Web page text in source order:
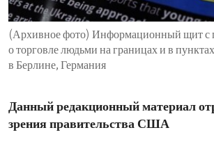
ENVIRONMENT AND HEALTH
IDEALS AND INSTITUTIONS
(Архивное фото) Информационный щит с
о торговле людьми на границах и в
в Берлине, Германия
Данный редакционный материал
зрения правительства США